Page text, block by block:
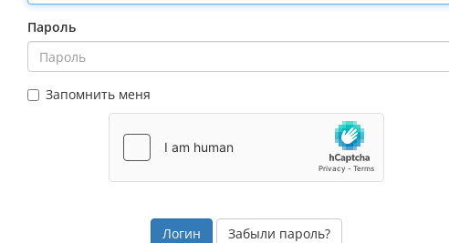
Пароль
Запомнить меня
Забыли пароль?